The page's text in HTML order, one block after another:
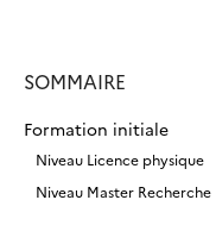
SOMMAIRE
Formation initiale
Niveau Licence physique
Niveau Master Recherche